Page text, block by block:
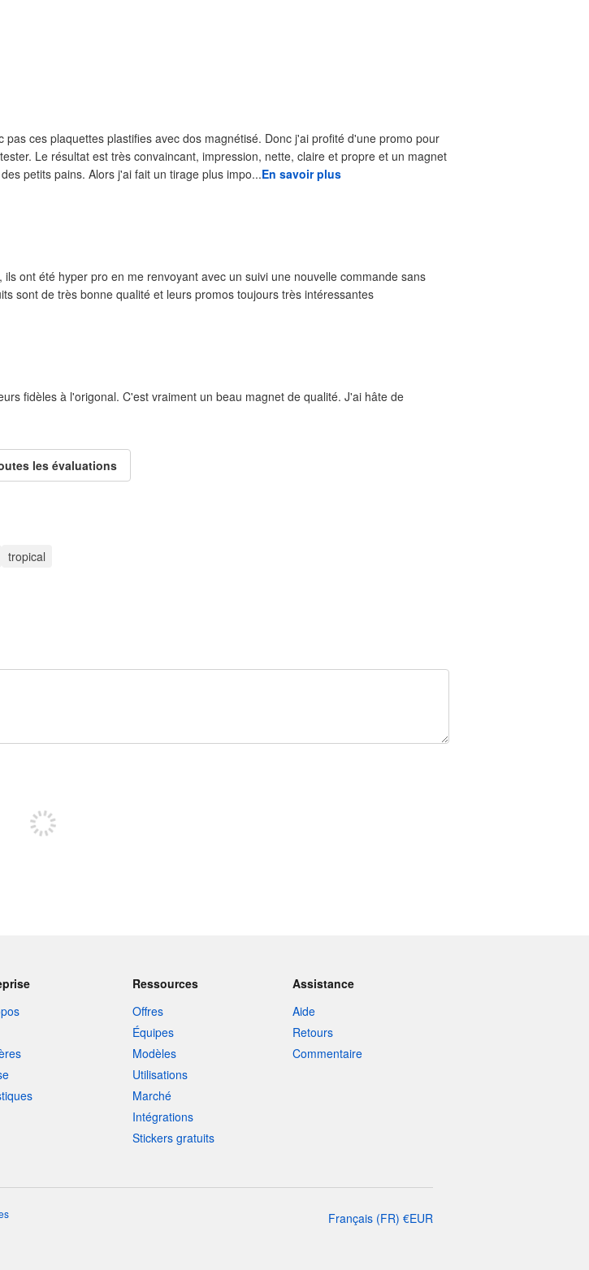
ces plaquettes plastifies avec dos magnétisé. Donc j'ai profité d'une promo pour
Le résultat est très convaincant, impression, nette, claire et propre et un magnet
vendu comme des petits pains. Alors j'ai fait un tirage plus impo...En savoir plus
ont été hyper pro en me renvoyant avec un suivi une nouvelle commande sans
sont de très bonne qualité et leurs promos toujours très intéressantes
fidèles à l'origonal. C'est vraiment un beau magnet de qualité. J'ai hâte de
les évaluations
tropical
Ressources
Offres
Équipes
Modèles
Utilisations
Marché
Intégrations
Stickers gratuits
Assistance
Aide
Retours
Commentaire
Français (FR) €EUR